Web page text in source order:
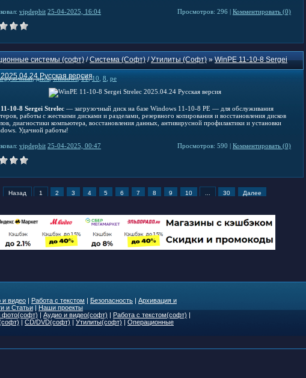
vipdepbit 25-04-2025, 16:04 Просмотров: 296 | Комментировать (0)
системы (софт)/Система (Софт)/Утилиты (Софт)»WinPE 11-10-8 Sergei
Русская версия
,диск,windows,11,10 8 pe
10-8 Sergei Strelec — загрузочный диск на базе Windows 11-10-8 PE — для обслуживания
работы с жесткими дисками и разделами, резервного копирования и восстановления дисков
диагностики компьютера, восстановления данных, антивирусной профилактики и установки
Удачной работы!
vipdepbit 25-04-2025, 00:47 Просмотров: 590 | Комментировать (0)
Назад 1 2 3 4 5 6 7 8 9 10 30 Далее
и видео | Работа с текстом | Безопасность | Архивация и
и Статьи | Наши проекты
фото(софт) | Аудио и видео(софт) | Работа с текстом(софт) |
| CD/DVD(софт) | Утилиты(софт) | Операционные